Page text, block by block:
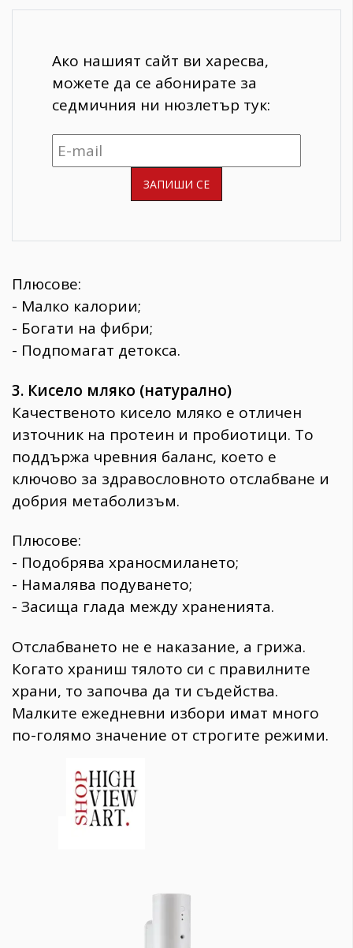
Ако нашият сайт ви харесва,
можете да се абонирате за
седмичния ни нюзлетър тук:
Плюсове:
- Малко калории;
- Богати на фибри;
- Подпомагат детокса.
3. Кисело мляко (натурално)
Качественото кисело мляко е отличен
източник на протеин и пробиотици. То
поддържа чревния баланс, което е
ключово за здравословното отслабване и
добрия метаболизъм.
Плюсове:
- Подобрява храносмилането;
- Намалява подуването;
- Засища глада между храненията.
Отслабването не е наказание, а грижа.
Когато храниш тялото си с правилните
храни, то започва да ти съдейства.
Малките ежедневни избори имат много
по-голямо значение от строгите режими.